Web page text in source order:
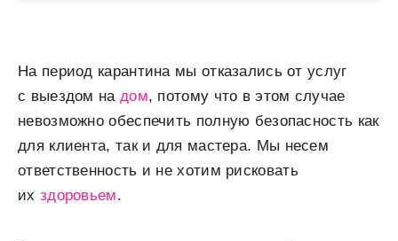
На период карантина мы отказались от услуг
с выездом на дом, потому что в этом случае
невозможно обеспечить полную безопасность как
для клиента, так и для мастера. Мы несем
ответственность и не хотим рисковать
их здоровьем.